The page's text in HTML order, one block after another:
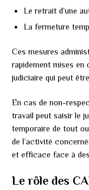
Le retrait d’une
La fermeture
Ces mesures
rapidement mises en
judiciaire qui peut
En cas de non-
travail peut saisir le
temporaire de tout
de l’activité
et efficace face à
Le rôle des